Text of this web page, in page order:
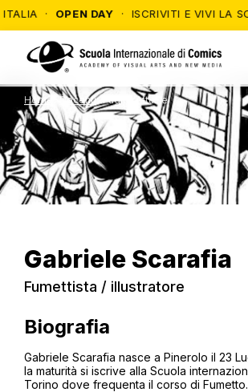
·OPEN DAY· ISCRIVITI E VIVI LA
Home Docenti>Pagina Attuale
Gabriele Scarafia
Fumettista / illustratore
Biografia
Gabriele Scarafia nasce a Pinerolo il 23
la maturità si iscrive alla Scuola
Torino dove frequenta il corso di Fumetto.